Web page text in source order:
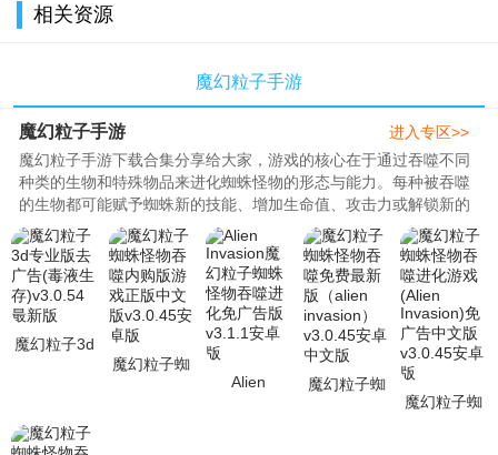
相关资源
魔幻粒子手游
魔幻粒子手游
魔幻粒子手游下载合集分享给大家，游戏的核心在于通过吞噬不同
种类的生物和特殊物品来进化蜘蛛怪物的形态与能力。每种被吞噬
的生物都可能赋予蜘蛛新的技能、增加生命值、攻击力或解锁新的
移动方式（如飞行、潜水等）。玩家需要策略性地选择吞噬对象，
以最大化角色的成长。..
进入专区>>
魔幻粒子3d
最新版
魔幻粒子蜘
Alien
魔幻粒子蜘
魔幻粒子蜘